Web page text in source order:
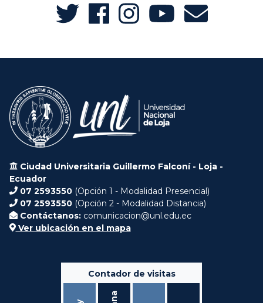
Ciudad Universitaria Guillermo Falconí - Loja -
Ecuador
07 2593550 (Opción 1 - Modalidad Presencial)
07 2593550 (Opción 2 - Modalidad Distancia)
Contáctanos: comunicacion@unl.edu.ec
Ver ubicación en el mapa
Contador de visitas